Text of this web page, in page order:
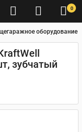
0
оборудование
зубчатый